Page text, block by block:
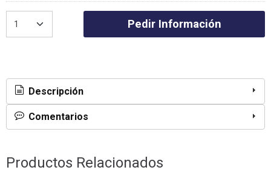
Pedir Información
Descripción
Comentarios
Productos Relacionados